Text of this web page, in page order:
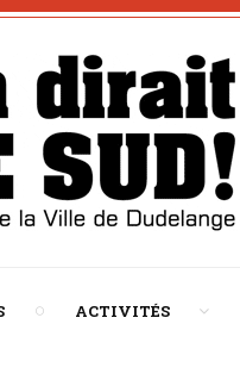
ACTIVITÉS